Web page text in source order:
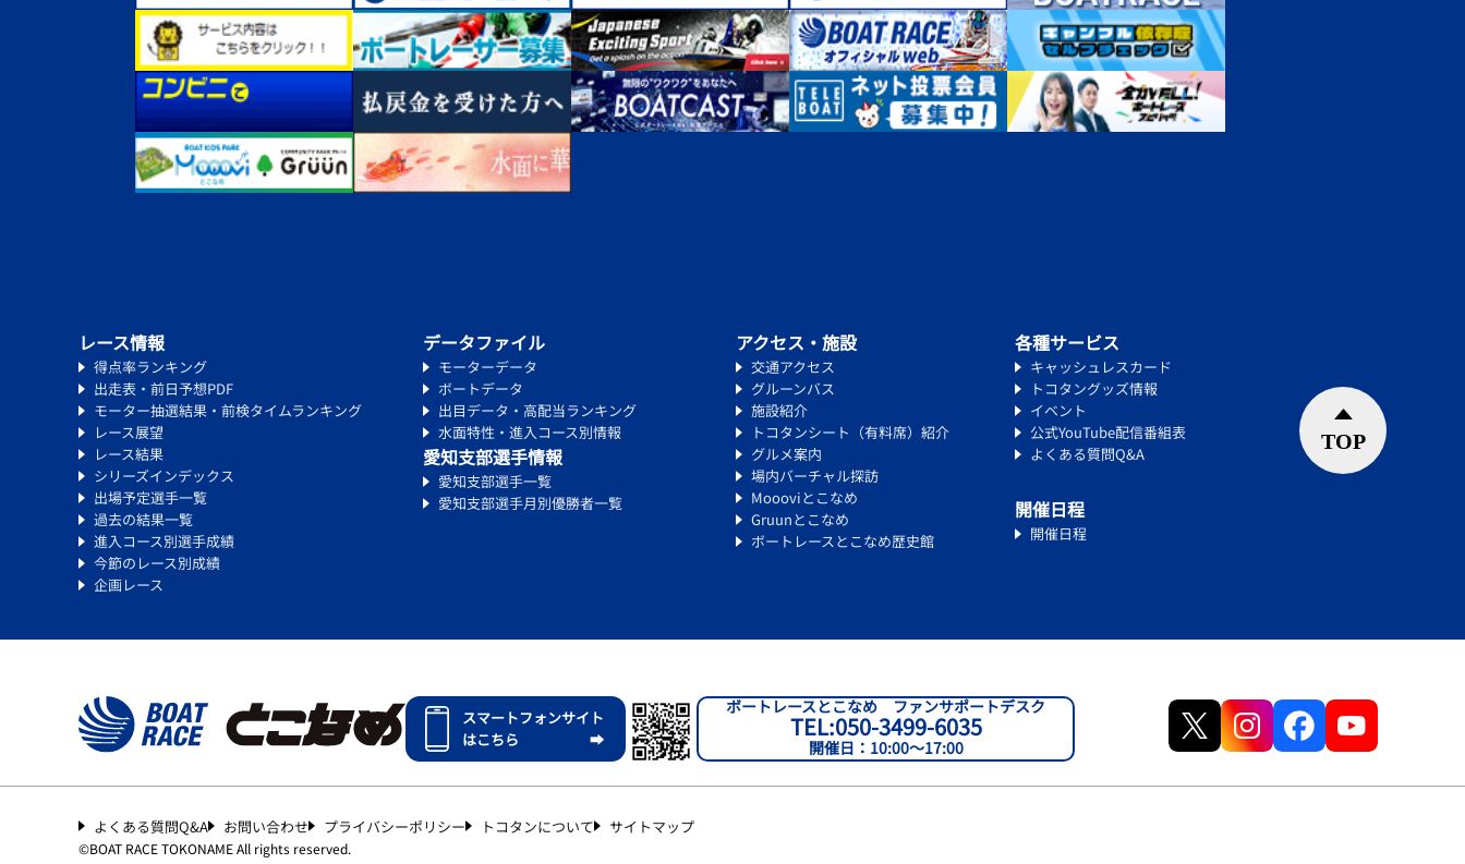
レース情報
得点率ランキング
出走表・前日予想PDF
モーター抽選結果・前検タイムランキング
レース展望
レース結果
シリーズインデックス
出場予定選手一覧
過去の結果一覧
進入コース別選手成績
今節のレース別成績
企画レース
データファイル
モーターデータ
ボートデータ
出目データ・高配当ランキング
水面特性・進入コース別情報
愛知支部選手情報
愛知支部選手一覧
愛知支部選手月別優勝者一覧
アクセス・施設
交通アクセス
グルーンバス
施設紹介
トコタンシート（有料席）紹介
グルメ案内
場内バーチャル探訪
Moooviとこなめ
Gruunとこなめ
ボートレースとこなめ歴史館
各種サービス
キャッシュレスカード
トコタングッズ情報
イベント
公式YouTube配信番組表
よくある質問Q&A
開催日程
開催日程
スマートフォンサイト
はこちら ➡
ボートレースとこなめ ファンサポートデスク
TEL:050-3499-6035
開催日：10:00～17:00
よくある質問Q&A お問い合わせ プライバシーポリシー トコタンについて サイトマップ
©︎BOAT RACE TOKONAME All rights reserved.